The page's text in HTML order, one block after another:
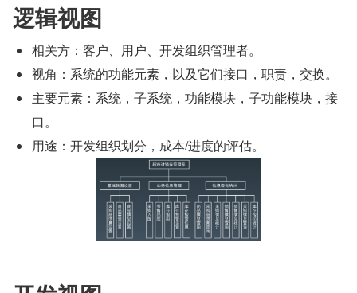
逻辑视图
相关方：客户、用户、开发组织管理者。
视角：系统的功能元素，以及它们接口，职责，交换。
主要元素：系统，子系统，功能模块，子功能模块，接
口。
用途：开发组织划分，成本/进度的评估。